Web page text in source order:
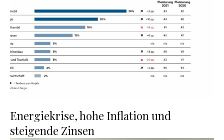
Energiekrise, hohe Inflation und
steigende Zinsen